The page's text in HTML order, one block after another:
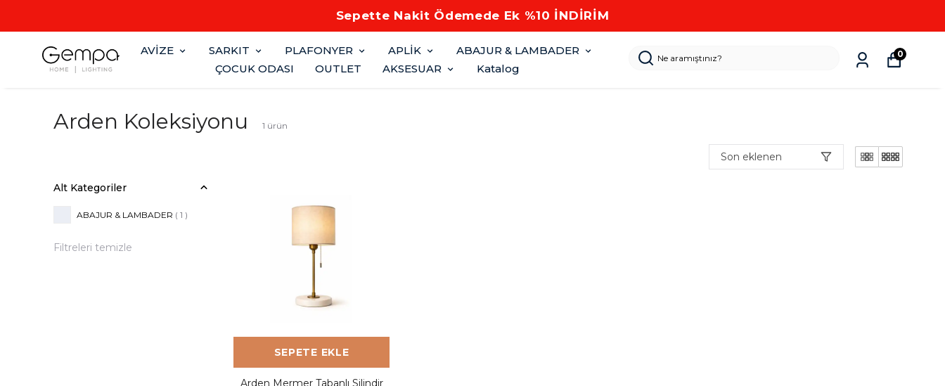
Sepette Nakit Ödemede Ek %10 İNDİRİM
AVİZE SARKIT PLAFONYER APLİK
ABAJUR & LAMBADER
ÇOCUK ODASI
OUTLET AKSESUAR Katalog
0
Arden Koleksiyonu 1 ürün
Son eklenen
Alt Kategoriler
ABAJUR & LAMBADER ( 1 )
Filtreleri temizle
SEPETE EKLE
Arden Mermer Tabanlı Silindir